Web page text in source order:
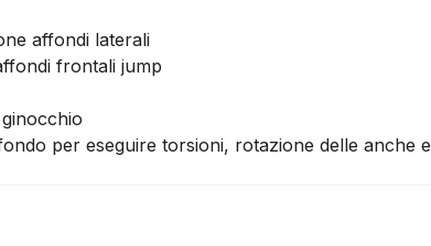
affondi laterali
frontali jump
per eseguire torsioni, rotazione delle anche e